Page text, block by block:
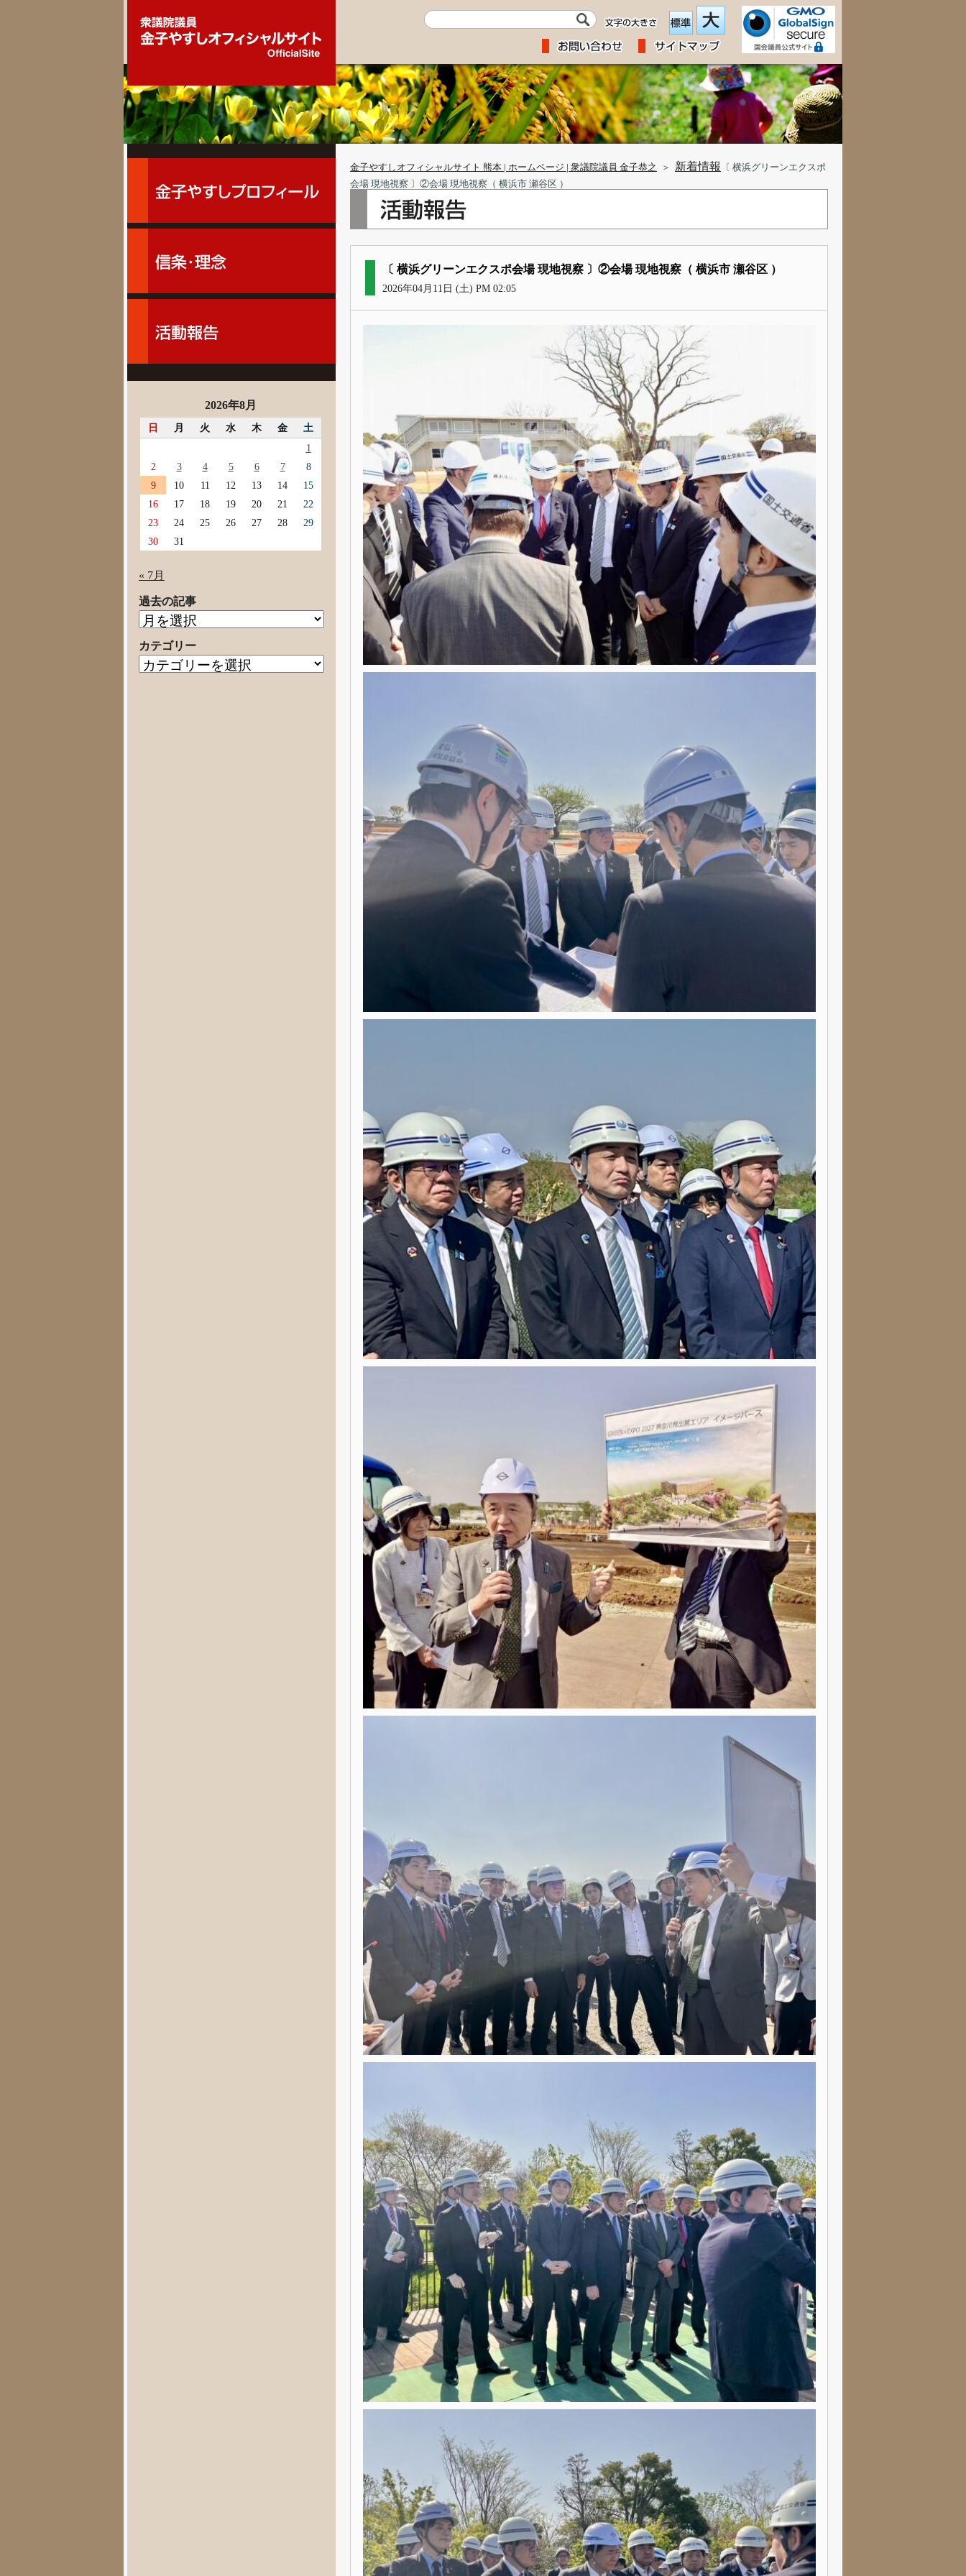
金子やすしオフィシャルサイト 熊本 | ホームページ | 衆議院議員 金子恭之 ＞ 新着情報
〔 横浜グリーンエクスポ
会場 現地視察 〕②会場 現地視察（ 横浜市 瀬谷区 ）
〔 横浜グリーンエクスポ会場 現地視察 〕②会場 現地視察（ 横浜市 瀬谷区 ）
2026年04月11日 (土) PM 02:05
2026年8月
日 月 火 水 木 金
土
1
2
3 4 5 6 7
8
9
10 11 12 13 14
15
16
17 18 19 20 21
22
23
24 25 26 27 28
29
30
31
« 7月
過去の記事
過
の
記
カテゴリー
カ